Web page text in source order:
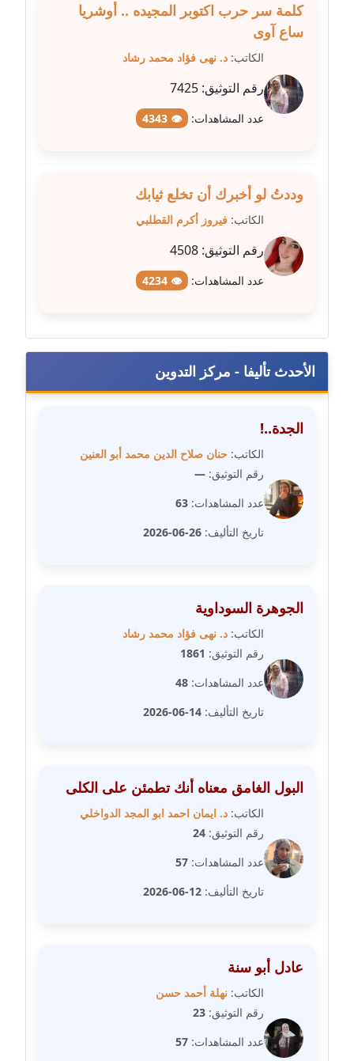
مدونة عبير بسيوني
عاملة
مدونة عبير سعد
عاملة
مدونة عبير عزاوي
عاملة
مدونة عبير محمد
عاملة
عاملة
مدونة عزة الأمير
مدونة عزة بركة
عاملة
مدونة عطا الله حسب الله
مدونة علا ابو السعادات
عاملة
مدونة علا الأزوك
مدونة علي الصادق
عاملة
مدونة علي الفشني
مدونة عمرو عاطف
عاملة
عاملة
كلمة سر حرب اكتوبر المجيده .. أوشريا
ساع آوى
الكاتب: د. نهى فؤاد محمد رشاد
رقم التوثيق: 7425
عدد المشاهدات: 👁 4343
وددتُ لو أخبرك أن تخلع ثيابك
الكاتب: فيروز أكرم القطلبي
رقم التوثيق: 4508
عدد المشاهدات: 👁 4234
الأحدث تأليفا - مركز التدوين
الجدة..!
الكاتب: حنان صلاح الدين محمد أبو العنين
رقم التوثيق: —
عدد المشاهدات: 63
تاريخ التأليف: 26-06-2026
الجوهرة السوداوية
الكاتب: د. نهى فؤاد محمد رشاد
رقم التوثيق: 1861
عدد المشاهدات: 48
تاريخ التأليف: 14-06-2026
البول الغامق معناه أنك تطمئن على الكلى
الكاتب: د. ايمان احمد ابو المجد الدواخلي
رقم التوثيق: 24
عدد المشاهدات: 57
تاريخ التأليف: 12-06-2026
عادل أبو سنة
الكاتب: نهلة أحمد حسن
رقم التوثيق: 23
عدد المشاهدات: 57